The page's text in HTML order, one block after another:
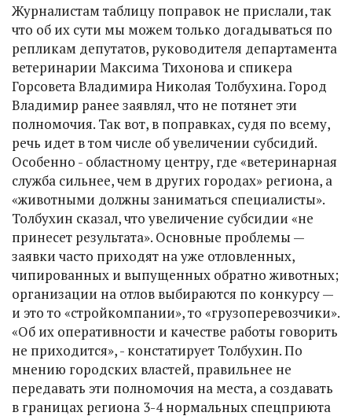
Журналистам таблицу поправок не прислали, так
что об их сути мы можем только догадываться по
репликам депутатов, руководителя департамента
ветеринарии Максима Тихонова и спикера
Горсовета Владимира Николая Толбухина. Город
Владимир ранее заявлял, что не потянет эти
полномочия. Так вот, в поправках, судя по всему,
речь идет в том числе об увеличении субсидий.
Особенно - областному центру, где «ветеринарная
служба сильнее, чем в других городах» региона, а
«животными должны заниматься специалисты».
Толбухин сказал, что увеличение субсидии «не
принесет результата». Основные проблемы —
заявки часто приходят на уже отловленных,
чипированных и выпущенных обратно животных;
организации на отлов выбираются по конкурсу —
и это то «стройкомпании», то «грузоперевозчики».
«Об их оперативности и качестве работы говорить
не приходится», - констатирует Толбухин. По
мнению городских властей, правильнее не
передавать эти полномочия на места, а создавать
в границах региона 3-4 нормальных спецприюта